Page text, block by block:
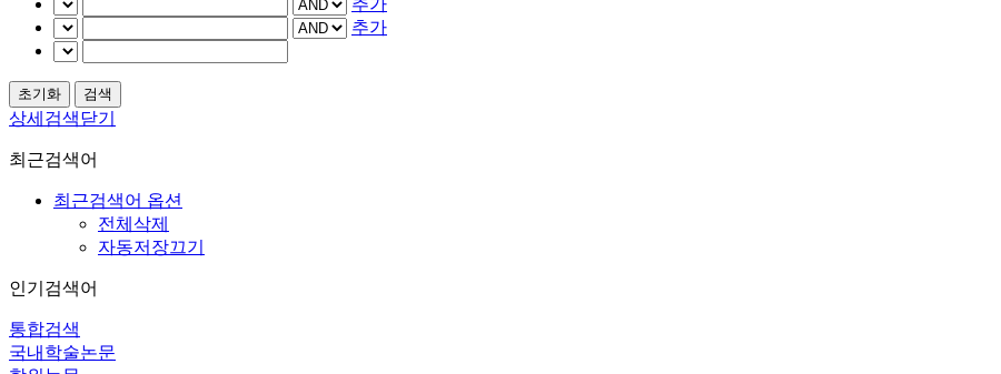
추가
추가
상세검색닫기
최근검색어
최근검색어 옵션
전체삭제
자동저장끄기
인기검색어
통합검색
국내학술논문